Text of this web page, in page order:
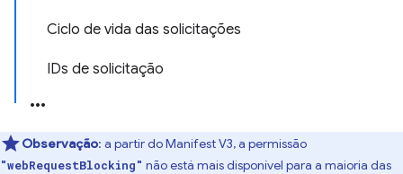
Ciclo de vida das solicitações
IDs de solicitação
Observação: a partir do Manifest V3, a permissão
"webRequestBlocking" não está mais disponível para a maioria das